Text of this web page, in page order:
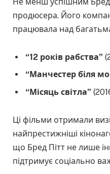
продюсера. Його
працювала над
“12 років рабства”
“Манчестер біля
“Місяць світла”
Ці фільми отримали
найпрестижніші
що Бред Пітт не лише
підтримує соціально